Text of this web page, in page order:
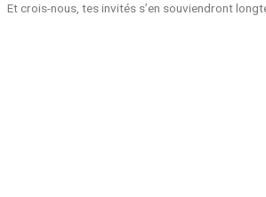
Et crois-nous, tes invités s’en souviendront